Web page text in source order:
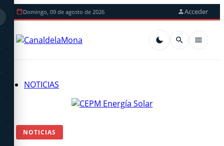
Domingo, 09 de agosto de 2026 Acceder
NOTICIAS
NOTICIAS